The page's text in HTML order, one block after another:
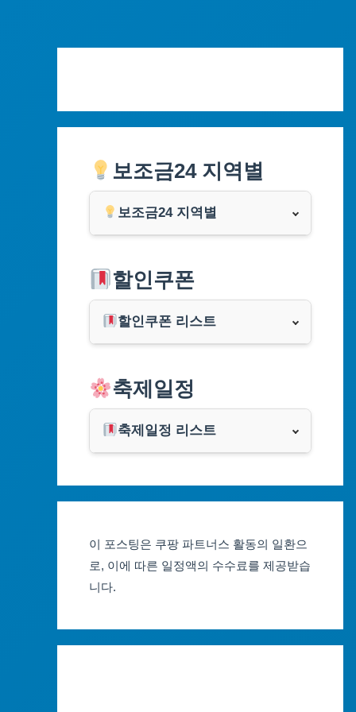
보조금24 지역별
보조금24 지역별
부산광역시
대구광역시
인천광역시
광주광역시
세종특별자치시
강원도
할인쿠폰
할인쿠폰 리스트
쿠팡
클룩
축제일정
축제일정 리스트
대구축제 일정
광주축제 일정
이 포스팅은 쿠팡 파트너스 활동의 일환으
로, 이에 따른 일정액의 수수료를 제공받습
니다.